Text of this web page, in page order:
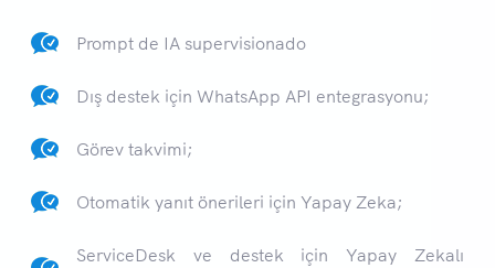
Prompt de IA supervisionado
Dış destek için WhatsApp API entegrasyonu;
Görev takvimi;
Otomatik yanıt önerileri için Yapay Zeka;
ServiceDesk ve destek için Yapay Zekalı